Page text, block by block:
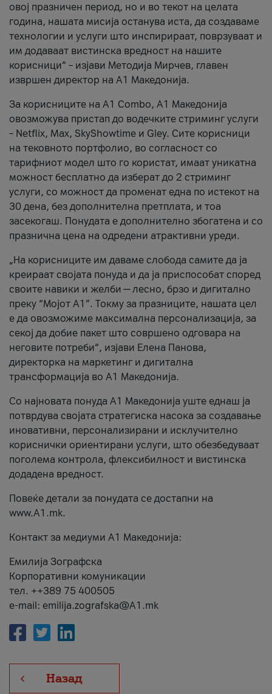
овој празничен период, но и во текот на целата
година, нашата мисија останува иста, да создаваме
технологии и услуги што инспирираат, поврзуваат и
им додаваат вистинска вредност на нашите
корисници“ – изјави Методија Мирчев, главен
извршен директор на А1 Македонија.
За корисниците на A1 Combo, А1 Македонија
овозможува пристап до водечките стриминг услуги
– Netflix, Max, SkyShowtime и Gley. Сите корисници
на тековното портфолио, во согласност со
тарифниот модел што го користат, имаат уникатна
можност бесплатно да изберат до 2 стриминг
услуги, со можност да променат една по истекот на
30 дена, без дополнителна претплата, и тоа
засекогаш. Понудата е дополнително збогатена и со
празнична цена на одредени атрактивни уреди.
„На корисниците им даваме слобода самите да ја
креираат својата понуда и да ја приспособат според
своите навики и желби — лесно, брзо и дигитално
преку “Мојот А1”. Токму за празниците, нашата цел
е да овозможиме максимална персонализација, за
секој да добие пакет што совршено одговара на
неговите потреби“, изјави Елена Панова,
директорка на маркетинг и дигитална
трансформација во А1 Македонија.
Со најновата понуда А1 Македонија уште еднаш ја
потврдува својата стратегиска насока за создавање
иновативни, персонализирани и исклучително
кориснички ориентирани услуги, што обезбедуваат
поголема контрола, флексибилност и вистинска
додадена вредност.
Повеќе детали за понудата се достапни на
www.А1.mk.
Контакт за медиуми А1 Македонија:
Емилија Зографска
Корпоративни комуникации
тел. ++389 75 400505
e-mail: emilija.zografska@A1.mk
Назад